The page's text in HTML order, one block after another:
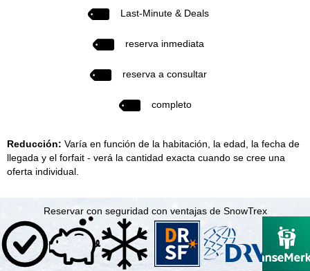
Last-Minute & Deals
reserva inmediata
reserva a consultar
completo
Reducción: Varía en función de la habitación, la edad, la fecha de
llegada y el forfait - verá la cantidad exacta cuando se cree una
oferta individual.
Reservar con seguridad con ventajas de SnowTrex